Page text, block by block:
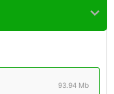
93.94 Mb